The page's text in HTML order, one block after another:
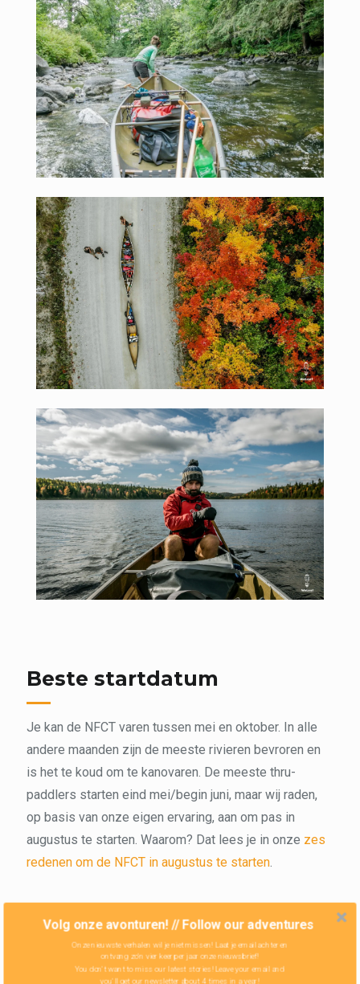
Beste startdatum
Je kan de NFCT varen tussen mei en oktober. In alle
andere maanden zijn de meeste rivieren bevroren en
is het te koud om te kanovaren. De meeste thru-
paddlers starten eind mei/begin juni, maar wij raden,
op basis van onze eigen ervaring, aan om pas in
augustus te starten. Waarom? Dat lees je in onze zes
redenen om de NFCT in augustus te starten.
Eten en drinken
Een kanotocht heeft heel wat voordelen. Je kan meer
Volg onze avonturen! // Follow our adventures
Onze nieuwste verhalen wil je niet missen! Laat je email achter en
ontvang zo'n vier keer per jaar onze nieuwsbrief!
You don't want to miss our latest stories! Leave your email and
you'll get our newsletter about 4 times in a year!